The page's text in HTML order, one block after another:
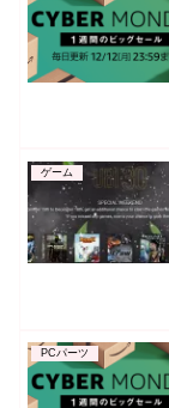
ゲーム
PCパーツ